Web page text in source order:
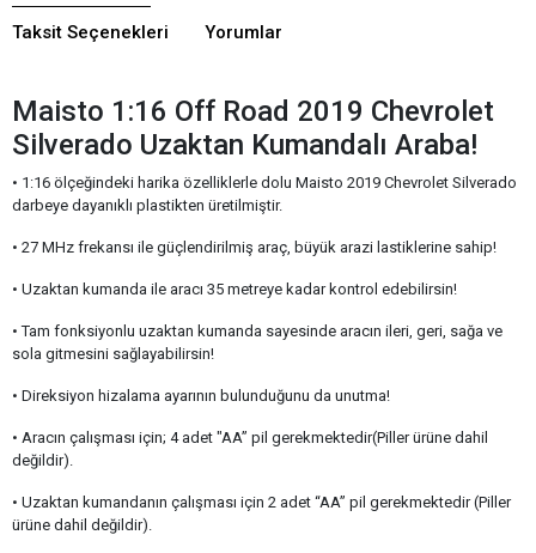
Taksit Seçenekleri Yorumlar
Maisto 1:16 Off Road 2019 Chevrolet
Silverado Uzaktan Kumandalı Araba!
• 1:16 ölçeğindeki harika özelliklerle dolu Maisto 2019 Chevrolet Silverado
darbeye dayanıklı plastikten üretilmiştir.
• 27 MHz frekansı ile güçlendirilmiş araç, büyük arazi lastiklerine sahip!
• Uzaktan kumanda ile aracı 35 metreye kadar kontrol edebilirsin!
• Tam fonksiyonlu uzaktan kumanda sayesinde aracın ileri, geri, sağa ve
sola gitmesini sağlayabilirsin!
• Direksiyon hizalama ayarının bulunduğunu da unutma!
• Aracın çalışması için; 4 adet "AA” pil gerekmektedir(Piller ürüne dahil
değildir).
• Uzaktan kumandanın çalışması için 2 adet “AA” pil gerekmektedir (Piller
ürüne dahil değildir).